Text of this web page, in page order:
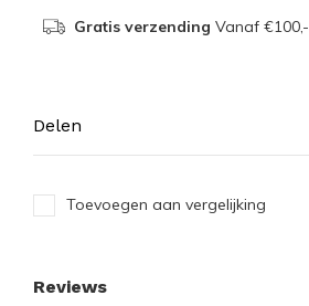
Gratis verzending Vanaf €100,-
Delen
Toevoegen aan vergelijking
Reviews